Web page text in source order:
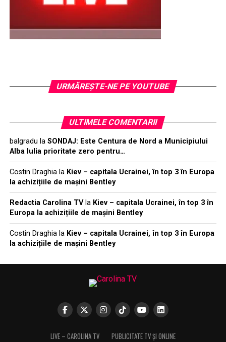
URMĂREŞTE-NE PE YOUTUBE
ULTIMELE COMENTARII
balgradu la SONDAJ: Este Centura de Nord a Municipiului
Alba Iulia prioritate zero pentru…
Costin Draghiala Kiev – capitala Ucrainei, în top 3 în Europa
la achizițiile de mașini Bentley
Redactia Carolina TVla Kiev – capitala Ucrainei, în top 3 în
Europa la achizițiile de mașini Bentley
Costin Draghiala Kiev – capitala Ucrainei, în top 3 în Europa
la achizițiile de mașini Bentley
LIVE – CAROLINA TV PUBLICITATE TV ȘI ONLINE